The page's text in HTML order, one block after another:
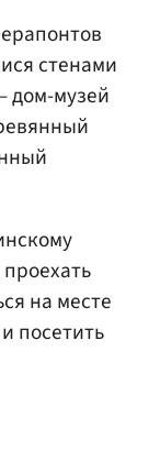
стенами
дом-музей
на месте
посетить